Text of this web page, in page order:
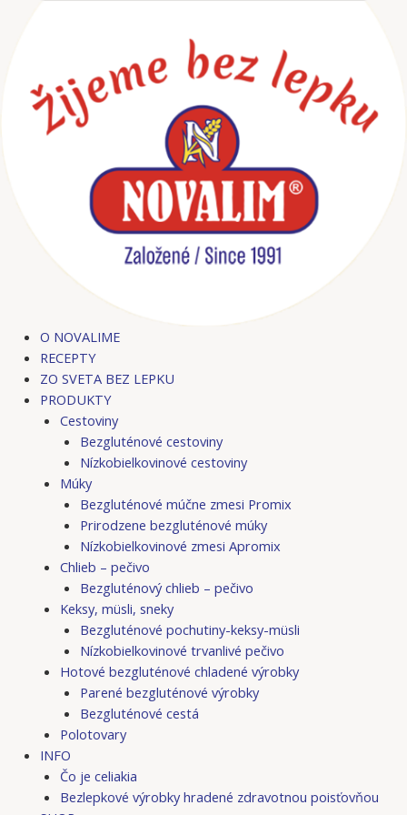
O NOVALIME
RECEPTY
ZO SVETA BEZ LEPKU
PRODUKTY
Cestoviny
Bezgluténové cestoviny
Nízkobielkovinové cestoviny
Múky
Bezgluténové múčne zmesi Promix
Prirodzene bezgluténové múky
Nízkobielkovinové zmesi Apromix
Chlieb – pečivo
Bezgluténový chlieb – pečivo
Keksy, müsli, sneky
Bezgluténové pochutiny-keksy-müsli
Nízkobielkovinové trvanlivé pečivo
Hotové bezgluténové chladené výrobky
Parené bezgluténové výrobky
Bezgluténové cestá
Polotovary
INFO
Čo je celiakia
Bezlepkové výrobky hradené zdravotnou poisťovňou